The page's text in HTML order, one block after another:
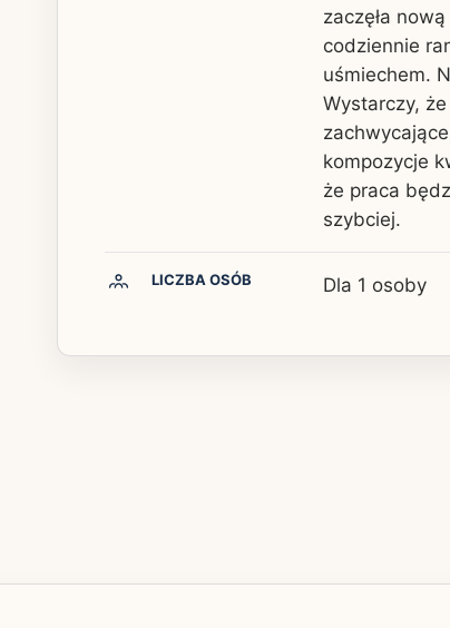
zaczęła
codziennie
uśmiechem.
Wystarczy,
kompozycje
że praca
szybciej.
LICZBA OSÓB Dla 1 osoby